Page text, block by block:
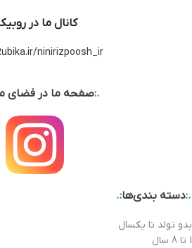
کانال ما در
ninirizpoosh_ir
.:صفحه ما در فضای
.:دسته بندی‌ها:.
بدو تولد تا یکسال
1 تا 8 سال